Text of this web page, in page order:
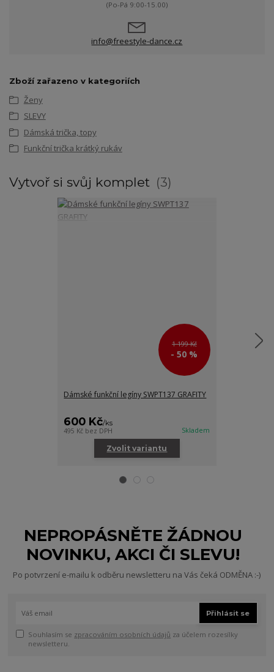
(Po-Pá 9:00-15.00)
info@freestyle-dance.cz
Zboží zařazeno v kategoriích
Ženy
SLEVY
Dámská trička, topy
Funkční trička krátký rukáv
Vytvoř si svůj komplet 3
1 199 Kč
- 50 %
Dámské funkční legíny SWPT137 GRAFITY
600 Kč/ks
495 Kč bez DPH Skladem
Zvolit variantu
NEPROPÁSNĚTE ŽÁDNOU
NOVINKU, AKCI ČI SLEVU!
Po potvrzení e-mailu k odběru newsletteru na Vás čeká ODMĚNA :-)
Přihlásit se
Souhlasím se zpracováním osobních údajů za účelem rozesílky
newsletteru.